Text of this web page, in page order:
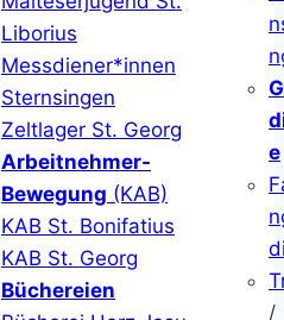
Liborius
Messdiener*innen
Sternsingen
Zeltlager St. Georg
Arbeitnehmer-
Bewegung (KAB)
KAB St. Bonifatius
KAB St. Georg
Büchereien
e
/